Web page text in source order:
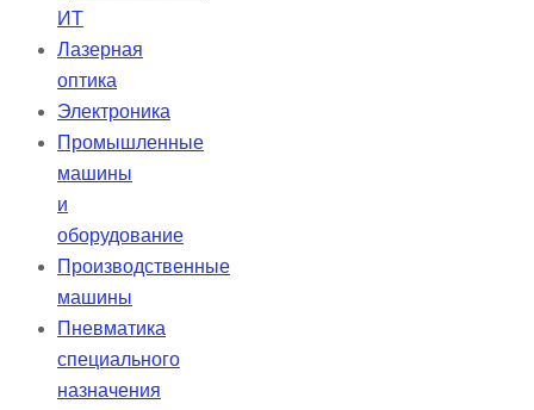
ИТ
Лазерная
оптика
Электроника
Промышленные
машины
и
оборудование
Производственные
машины
Пневматика
специального
назначения